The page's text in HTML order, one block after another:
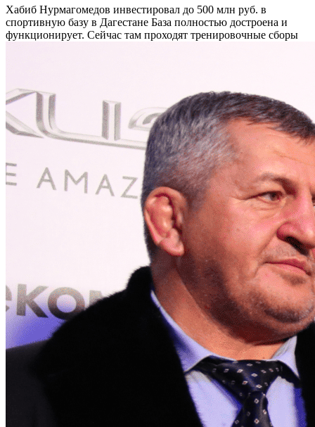
Хабиб Нурмагомедов инвестировал до 500 млн руб. в
спортивную базу в Дагестане База полностью достроена и
функционирует. Сейчас там проходят тренировочные сборы